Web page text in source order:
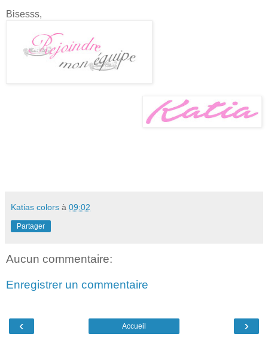
Bisesss,
Katias colors à 09:02
Partager
Aucun commentaire:
Enregistrer un commentaire
‹ ›
Accueil